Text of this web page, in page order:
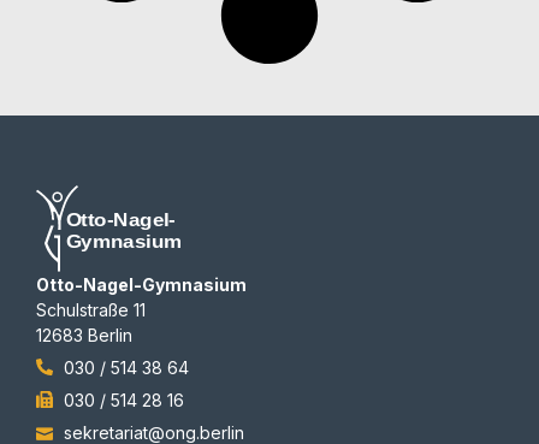
Otto-Nagel-Gymnasium
Schulstraße 11
12683 Berlin
030 / 514 38 64
030 / 514 28 16
sekretariat@ong.berlin